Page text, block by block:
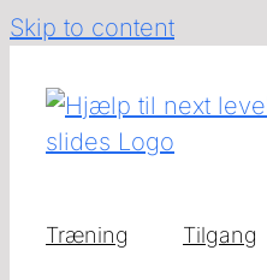
Skip to content
Træning Tilgang